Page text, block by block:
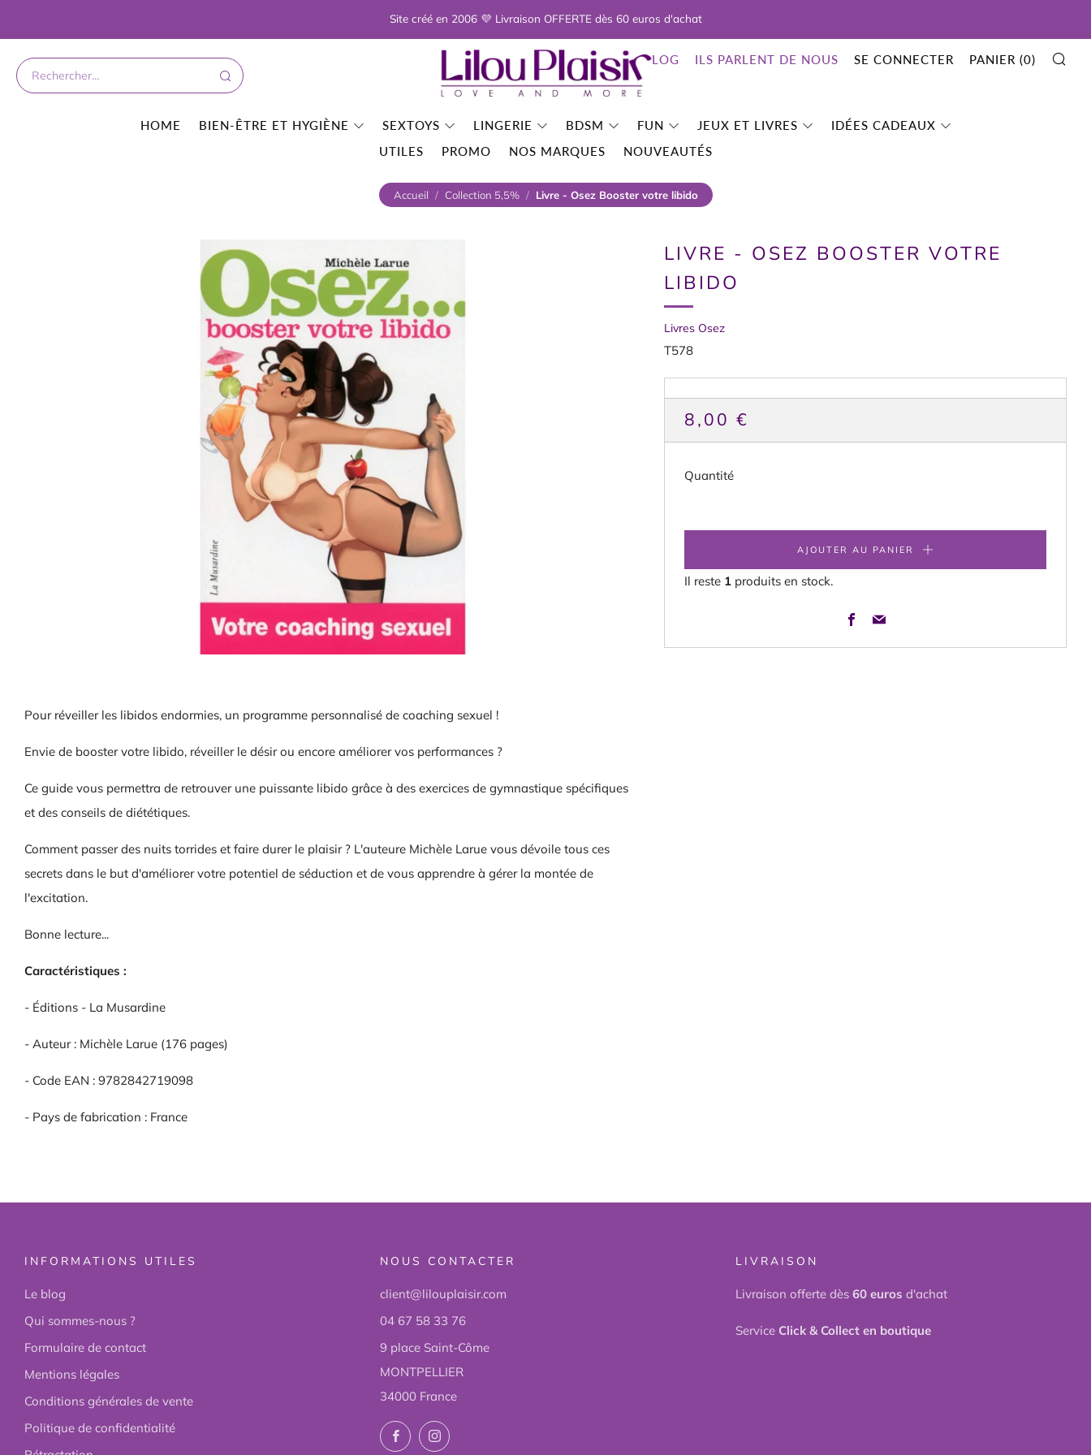
Site créé en 2006 💜 Livraison OFFERTE dès 60 euros d'achat
HOME BIEN-ÊTRE ET HYGIÈNE SEXTOYS LINGERIE BDSM FUN JEUX ET LIVRES
IDÉES CADEAUX
UTILES
PROMO NOS MARQUES NOUVEAUTÉS
BLOG ILS PARLENT DE NOUS SE CONNECTER PANIER (0)
Accueil / Collection 5,5% / Livre - Osez Booster votre libido
LIVRE - OSEZ BOOSTER VOTRE
LIBIDO
Livres Osez
T578
PRIX
HABITUEL
8,00 €
Quantité
AJOUTER AU PANIER
Il reste 1 produits en stock.
Facebook
Email
Pour réveiller les libidos endormies, un programme personnalisé de coaching sexuel !
Envie de booster votre libido, réveiller le désir ou encore améliorer vos performances ?
Ce guide vous permettra de retrouver une puissante libido grâce à des exercices de gymnastique spécifiques
et des conseils de diététiques.
Comment passer des nuits torrides et faire durer le plaisir ? L'auteure Michèle Larue vous dévoile tous ces
secrets dans le but d'améliorer votre potentiel de séduction et de vous apprendre à gérer la montée de
l'excitation.
Bonne lecture...
Caractéristiques :
- Éditions - La Musardine
- Auteur : Michèle Larue (176 pages)
- Code EAN : 9782842719098
- Pays de fabrication : France
INFORMATIONS UTILES
Le blog
Qui sommes-nous ?
Formulaire de contact
Mentions légales
Conditions générales de vente
Politique de confidentialité
NOUS CONTACTER
client@lilouplaisir.com
04 67 58 33 76
9 place Saint-Côme
MONTPELLIER
34000 France
FacebookInstagram
LIVRAISON
Livraison offerte dès 60 euros d'achat
Service Click & Collect en boutique